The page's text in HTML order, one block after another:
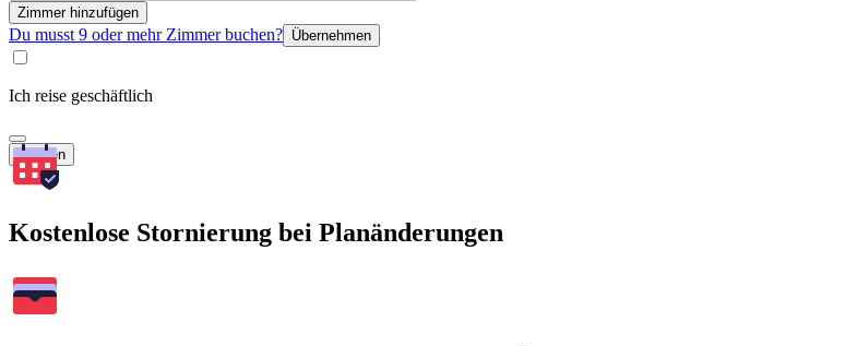
Zimmer hinzufügen
Du musst 9 oder mehr Zimmer buchen? Übernehmen
Ich reise geschäftlich
Suchen
Kostenlose Stornierung bei Planänderungen